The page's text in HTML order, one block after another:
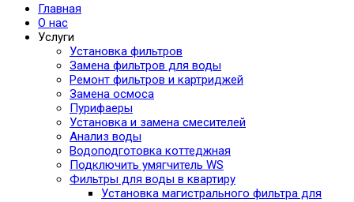
Главная
О нас
Услуги
Установка фильтров
Замена фильтров для воды
Ремонт фильтров и картриджей
Замена осмоса
Пурифаеры
Установка и замена смесителей
Анализ воды
Водоподготовка коттеджная
Подключить умягчитель WS
Фильтры для воды в квартиру
Установка магистрального фильтра для